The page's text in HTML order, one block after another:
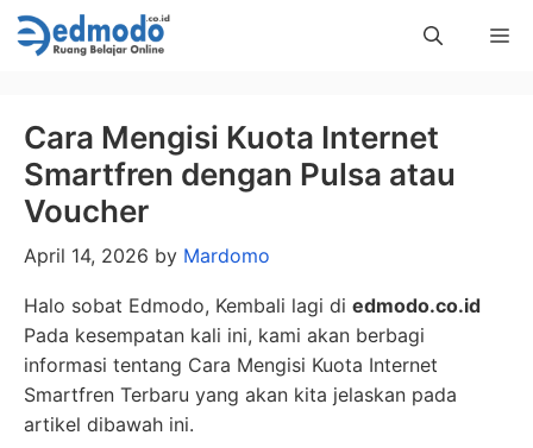
Skip
to
Cara Mengisi Kuota Internet
Smartfren dengan Pulsa atau
Voucher
April 14, 2026 by Mardomo
Halo sobat Edmodo, Kembali lagi di edmodo.co.id
Pada kesempatan kali ini, kami akan berbagi
informasi tentang Cara Mengisi Kuota Internet
Smartfren Terbaru yang akan kita jelaskan pada
artikel dibawah ini.